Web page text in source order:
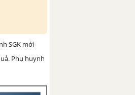
SGK mới
Phụ huynh